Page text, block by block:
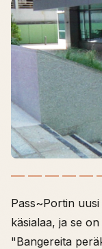
Pass~Portin
käsialaa, ja se
"Bangereita